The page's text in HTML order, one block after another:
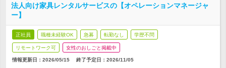
法人向け家具レンタルサービスの【オペレーションマネージャ
ー】
正社員 職種未経験OK 急募 転勤なし 学歴不問
リモートワーク可 女性のおしごと掲載中
情報更新日：2026/05/15 終了予定日： 2026/11/05